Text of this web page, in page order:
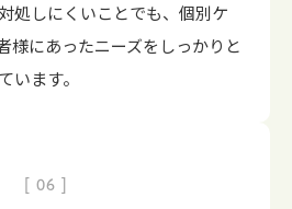
処しにくいことでも、個別ケ
様にあったニーズをしっかりと
います。
06